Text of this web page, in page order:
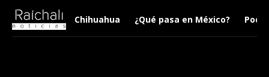
Chihuahua ¿Qué pasa en México?